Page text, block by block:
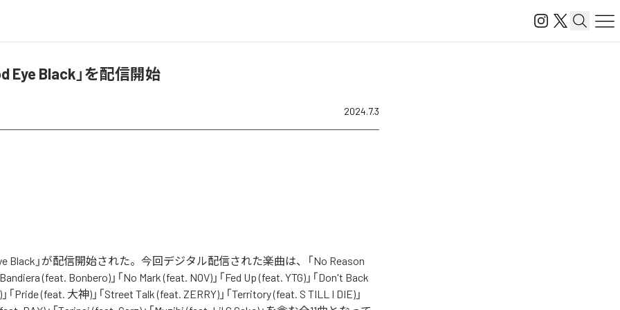
Eye Black」を配信開始
2024.7.3
Black」が配信開始された。今回デジタル配信された楽曲は、「No Reason
(feat. Bonbero)」「No Mark (feat. NOV)」「Fed Up (feat. YTG)」「Don't Back
「Pride (feat. 大神)」「Street Talk (feat. ZERRY)」「Territory (feat. S TILL I DIE)」